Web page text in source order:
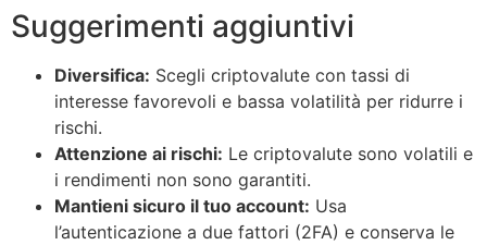
Suggerimenti aggiuntivi
Diversifica: Scegli criptovalute con tassi di
interesse favorevoli e bassa volatilità per ridurre i
rischi.
Attenzione ai rischi: Le criptovalute sono volatili e
i rendimenti non sono garantiti.
Mantieni sicuro il tuo account: Usa
l’autenticazione a due fattori (2FA) e conserva le